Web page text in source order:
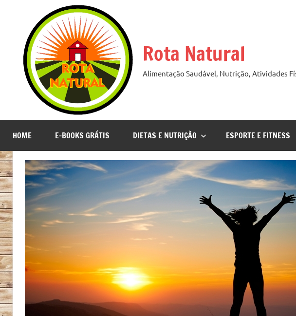
conteúdo
Rota Natural
Alimentação Saudável, Nutrição, Atividades
HOME E-BOOKS GRÁTIS DIETAS E NUTRIÇÃO ESPORTE E FITNESS